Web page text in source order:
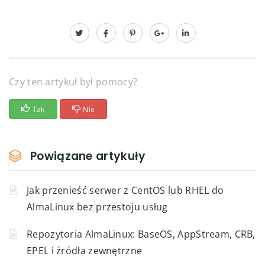
Czy ten artykuł był pomocy?
Tak Nie
Powiązane artykuły
Jak przenieść serwer z CentOS lub RHEL do
AlmaLinux bez przestoju usług
Repozytoria AlmaLinux: BaseOS, AppStream, CRB,
EPEL i źródła zewnętrzne